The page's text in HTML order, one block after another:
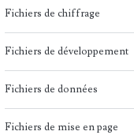
Fichiers de chiffrage
Fichiers de développement
Fichiers de données
Fichiers de mise en page